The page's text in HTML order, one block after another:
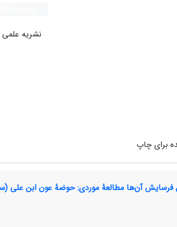
نشریه
برای چاپ
فرسایش آن‌ها مطالعۀ موردی: حوضۀ عون ابن علی